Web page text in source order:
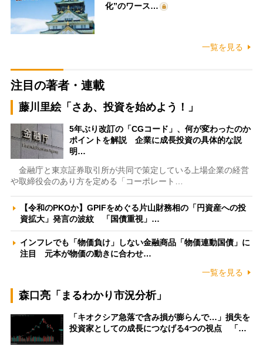
化”のワース…
一覧を見る
注目の著者・連載
藤川里絵「さあ、投資を始めよう！」
5年ぶり改訂の「CGコード」、何が変わったのか
ポイントを解説 企業に成長投資の具体的な説
明…
金融庁と東京証券取引所が共同で策定している上場企業の経営
や取締役会のあり方を定める「コーポレート…
【令和のPKOか】GPIFをめぐる片山財務相の「円資産への投
資拡大」発言の波紋 「国債重視」…
インフレでも「物価負け」しない金融商品「物価連動国債」に
注目 元本が物価の動きに合わせ…
一覧を見る
森口亮「まるわかり市況分析」
「キオクシア急落で含み損が膨らんで…」損失を
投資家としての成長につなげる4つの視点 「…